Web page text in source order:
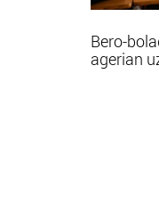
Bero-
agerian